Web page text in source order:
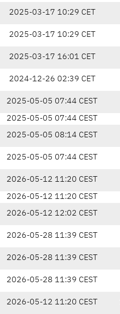
2025-03-17 10:29 CET
2025-03-17 10:29 CET
2025-03-17 16:01 CET
2024-12-26 02:39 CET
2025-05-05 07:44 CEST
2025-05-05 07:44 CEST
2025-05-05 08:14 CEST
2025-05-05 07:44 CEST
2026-05-12 11:20 CEST
2026-05-12 11:20 CEST
2026-05-12 12:02 CEST
2026-05-28 11:39 CEST
2026-05-28 11:39 CEST
2026-05-28 11:39 CEST
2026-05-12 11:20 CEST